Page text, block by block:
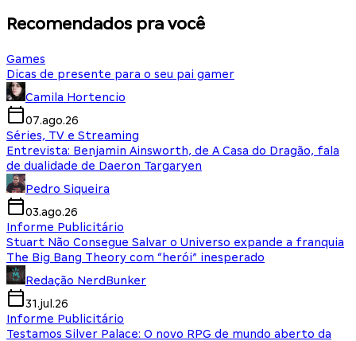
Recomendados pra você
Games
Dicas de presente para o seu pai gamer
Camila Hortencio
07.ago.26
Séries, TV e Streaming
Entrevista: Benjamin Ainsworth, de A Casa do Dragão, fala
de dualidade de Daeron Targaryen
Pedro Siqueira
03.ago.26
Informe Publicitário
Stuart Não Consegue Salvar o Universo expande a franquia
The Big Bang Theory com “herói” inesperado
Redação NerdBunker
31.jul.26
Informe Publicitário
Testamos Silver Palace: O novo RPG de mundo aberto da